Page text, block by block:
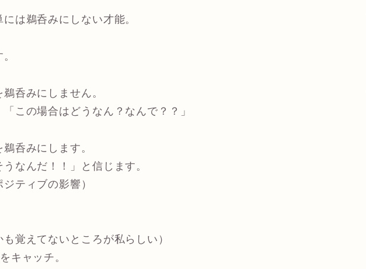
は鵜呑みにしない才能。
呑みにしません。
この場合はどうなん？なんで？？」
呑みにします。
なんだ！！」と信じます。
ティブの影響）
覚えてないところが私らしい）
キャッチ。